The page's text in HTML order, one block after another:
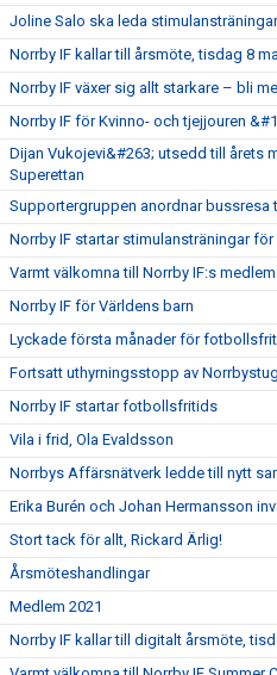
Joline Salo ska leda
Norrby IF kallar till årsmöte, tisdag 8
Norrby IF växer sig allt starkare – bli
Norrby IF för Kvinno- och tjejjouren
Dijan Vukojevi&#263; utsedd till årets
Superettan
Supportergruppen anordnar bussresa
Norrby IF startar stimulansträningar
Varmt välkomna till Norrby IF:s
Norrby IF för Världens barn
Lyckade första månader för
Fortsatt uthyrningsstopp av
Norrby IF startar fotbollsfritids
Vila i frid, Ola Evaldsson
Norrbys Affärsnätverk ledde till nytt
Erika Burén och Johan Hermansson
Stort tack för allt, Rickard Ärlig!
Årsmöteshandlingar
Medlem 2021
Norrby IF kallar till digitalt årsmöte,